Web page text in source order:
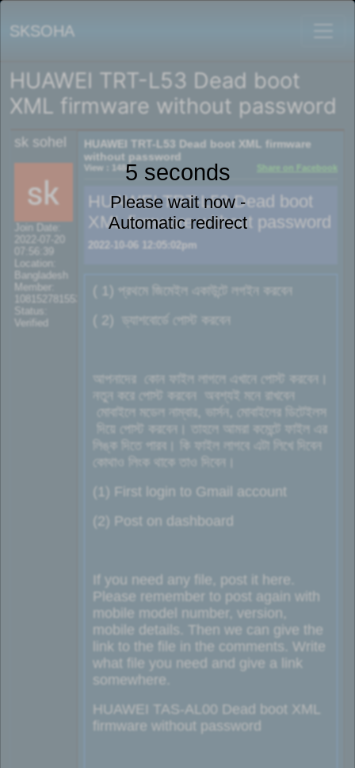
SKSOHA
HUAWEI TRT-L53 Dead boot
XML firmware without password
5 seconds
Please wait now -
Automatic redirect
sk sohel
Join Date:
2022-07-20
07:56:39
Location:
Bangladesh
Member:
108152781553702003801
Status:
Verified
HUAWEI TRT-L53 Dead boot XML firmware
without password
View : 1484 Share on Facebook
HUAWEI TRT-L53 Dead boot
XML firmware without password
2022-10-06 12:05:02pm
( 1) প্রথমে জিমেইল একাউন্টে লগইন করবেন
( 2) ড্যাশবোর্ডে পোস্ট করবেন
আপনাদের কোন ফাইল লাগলে এখানে পোস্ট করবেন।
নতুন করে পোস্ট করবেন অবশ্যই মনে রাখবেন
মোবাইলে মডেল নাম্বার, ভার্সন, মোবাইলের ডিটেইলস
দিয়ে পোস্ট করবেন। তাহলে আমরা কমেন্টে ফাইল এর
লিঙ্ক দিতে পারব। কি ফাইল লাগবে এটা লিখে দিবেন
কোথাও লিংক থাকে তাও দিবেন।
(1) First login to Gmail account
(2) Post on dashboard
If you need any file, post it here.
Please remember to post again with
mobile model number, version,
mobile details. Then we can give the
link to the file in the comments. Write
what file you need and give a link
somewhere.
HUAWEI TAS-AL00 Dead boot XML
firmware without password